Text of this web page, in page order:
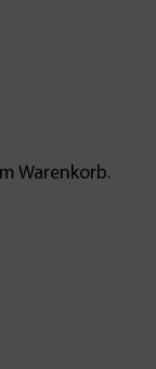
Warenkorb.